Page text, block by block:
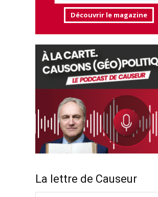
Découvrir le magazine
La lettre de Causeur